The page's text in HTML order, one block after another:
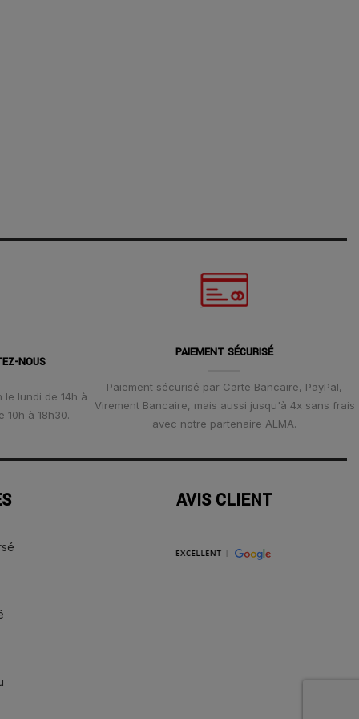
NOUS
lundi de 14h à
10h à 18h30.
PAIEMENT SÉCURISÉ
Paiement sécurisé par Carte Bancaire, PayPal,
Virement Bancaire, mais aussi jusqu'à 4x sans frais
avec notre partenaire ALMA.
AVIS CLIENT